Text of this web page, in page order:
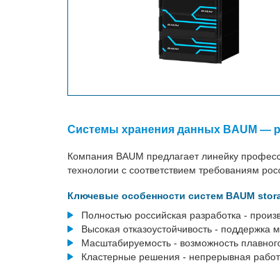
Системы хранения данных BAUM —
Компания BAUM предлагает линейку
технологии с соответствием требованиям
Ключевые особенности систем BAUM
Полностью российская разработка -
Высокая отказоустойчивость - поддержка
Масштабируемость - возможность
Кластерные решения - непрерывная